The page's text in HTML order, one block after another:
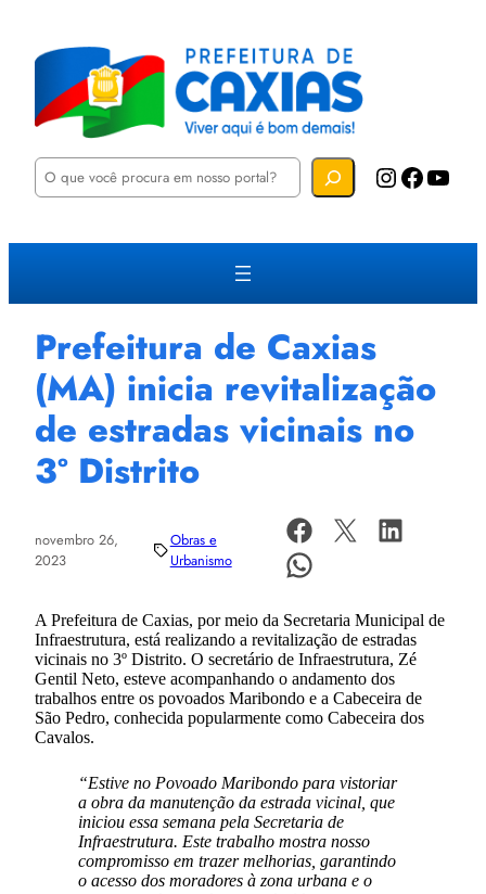
P
u
a
Instagram Facebook YouTube
Prefeitura de Caxias
(MA) inicia revitalização
de estradas vicinais no
3º Distrito
novembro 26,
2023
Obras e
Urbanismo
A Prefeitura de Caxias, por meio da Secretaria Municipal de
Infraestrutura, está realizando a revitalização de estradas
vicinais no 3º Distrito. O secretário de Infraestrutura, Zé
Gentil Neto, esteve acompanhando o andamento dos
trabalhos entre os povoados Maribondo e a Cabeceira de
São Pedro, conhecida popularmente como Cabeceira dos
Cavalos.
“Estive no Povoado Maribondo para vistoriar
a obra da manutenção da estrada vicinal, que
iniciou essa semana pela Secretaria de
Infraestrutura. Este trabalho mostra nosso
compromisso em trazer melhorias, garantindo
o acesso dos moradores à zona urbana e o